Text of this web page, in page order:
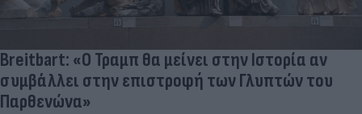
Breitbart: «Ο Τραμπ θα μείνει στην Ιστορία αν
συμβάλλει στην επιστροφή των Γλυπτών του
Παρθενώνα»